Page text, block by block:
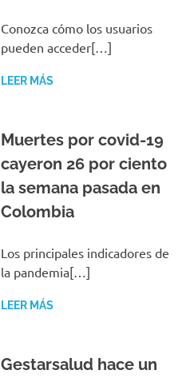
Conozca cómo los usuarios
pueden acceder[…]
LEER MÁS
Muertes por covid-19
cayeron 26 por ciento
la semana pasada en
Colombia
Los principales indicadores de
la pandemia[…]
LEER MÁS
Gestarsalud hace un